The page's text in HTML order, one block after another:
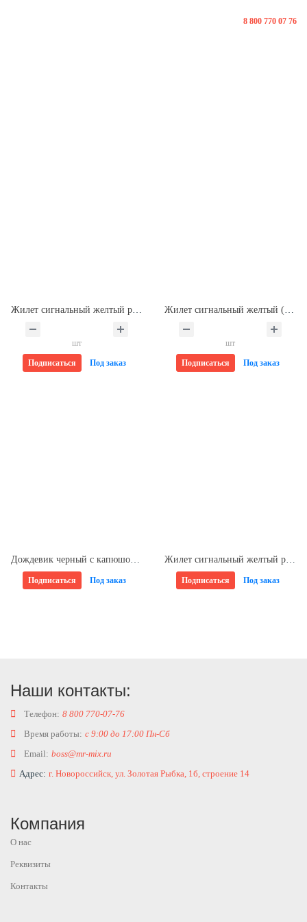
8 800 770 07 76
шт
Подписаться Под заказ
шт
Подписаться Под заказ
Дождевик черный с капюшоном (на кнопках) L (50-52) EVA Komfi EVABL1
Подписаться Под заказ
Жилет сигнальный желтый размер XL СИБРТЕХ 89515
Подписаться Под заказ
Наши контакты:
Телефон: 8 800 770-07-76
Время работы: с 9:00 до 17:00 Пн-Сб
Email: boss@mr-mix.ru
Адрес: г. Новороссийск, ул. Золотая Рыбка, 1б, строение 14
Компания
О нас
Реквизиты
Контакты